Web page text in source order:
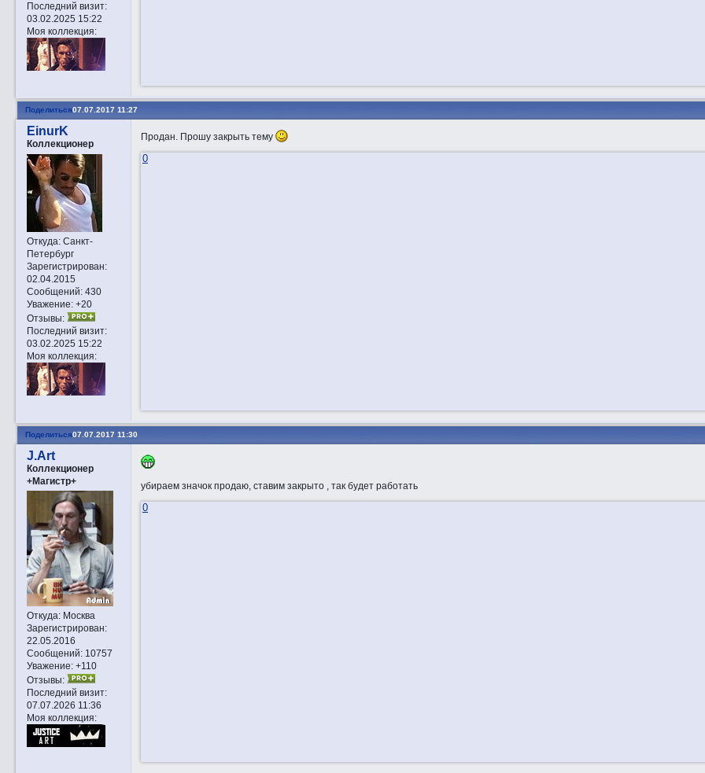
Последний визит:
03.02.2025 15:22
Моя коллекция:
Поделиться07.07.2017 11:27
EinurK
Коллекционер
Откуда:Санкт-
Петербург
Зарегистрирован:
02.04.2015
Сообщений:430
Уважение: +20
Отзывы:
Последний визит:
03.02.2025 15:22
Моя коллекция:
Продан. Прошу закрыть тему
0
Поделиться07.07.2017 11:30
J.Art
Коллекционер
+Магистр+
Откуда:Москва
Зарегистрирован:
22.05.2016
Сообщений:10757
Уважение: +110
Отзывы:
Последний визит:
07.07.2026 11:36
Моя коллекция:
убираем значок продаю, ставим закрыто , так будет работать
0